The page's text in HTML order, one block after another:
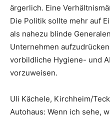
ärgerlich. Eine
Die Politik sollte mehr auf
als nahezu blinde
Unternehmen
vorbildliche Hygiene- und
vorzuweisen.
Uli Kächele, Kirchheim/
Autohaus: Wenn ich sehe,